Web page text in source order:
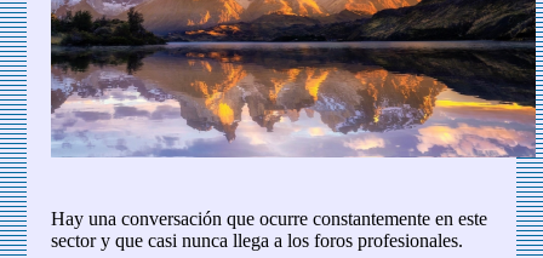
Hay una conversación que ocurre constantemente en este
sector y que casi nunca llega a los foros profesionales.